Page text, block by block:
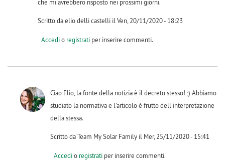
che mi avrebbero risposto nei prossimi giorni.
Scritto da elio delli castelli il Ven, 20/11/2020 - 18:23
Accedio registratiper inserire commenti.
Ciao Elio, la fonte della notizia è il decreto stesso! ;) Abbiamo
studiato la normativa e l'articolo è frutto dell'interpretazione
della stessa.
Scritto da Team My Solar Family il Mer, 25/11/2020 - 15:41
Accedio registratiper inserire commenti.